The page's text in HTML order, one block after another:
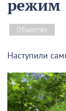
режим
Общество
Наступили